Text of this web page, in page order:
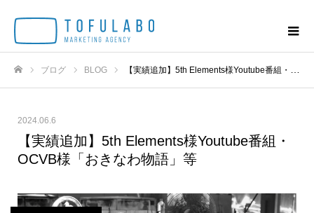
ブログ BLOG 【実績追加】5th Elements様Youtube番組・OCVB様「おきなわ物語」等
2024.06.6
【実績追加】5th Elements様Youtube番組・
OCVB様「おきなわ物語」等